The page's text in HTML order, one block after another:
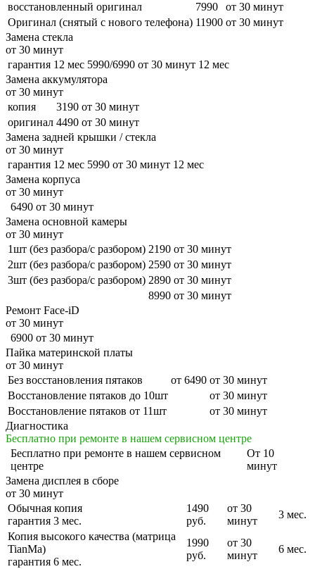
восстановленный оригинал
7990
от 30 минут
Оригинал (снятый с нового телефона) 11900 от 30 минут
Замена стекла
от 30 минут
гарантия 12 мес 5990/6990 от 30 минут 12 мес
Замена аккумулятора
от 30 минут
копия
3190 от 30 минут
оригинал 4490 от 30 минут
Замена задней крышки / стекла
от 30 минут
гарантия 12 мес 5990 от 30 минут 12 мес
Замена корпуса
от 30 минут
6490 от 30 минут
Замена основной камеры
от 30 минут
1шт (без разбора/с разбором) 2190 от 30 минут
2шт (без разбора/с разбором) 2590 от 30 минут
3шт (без разбора/с разбором) 2890 от 30 минут
8990 от 30 минут
Ремонт Face-iD
от 30 минут
6900 от 30 минут
Пайка материнской платы
от 30 минут
Без восстановления пятаков
от 6490 от 30 минут
Восстановление пятаков до 10шт
от 30 минут
Восстановление пятаков от 11шт
от 30 минут
Диагностика
Бесплатно при ремонте в нашем сервисном центре
Бесплатно при ремонте в нашем сервисном
центре
От 10
минут
Замена дисплея в сборе
от 30 минут
Обычная копия
гарантия 3 мес.
1490
руб.
от 30
минут
3 мес.
Копия высокого качества (матрица
TianMa)
гарантия 6 мес.
1990
руб.
от 30
минут
6 мес.